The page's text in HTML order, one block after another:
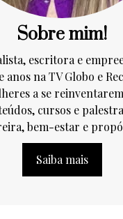
Sobre mim!
escritora e
anos na TV Globo e
a se
cursos e
bem-estar e
Saiba mais